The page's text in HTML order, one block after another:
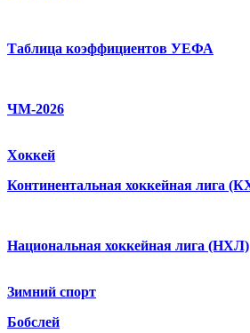
Таблица коэффициентов УЕФА
ЧМ-2026
Хоккей
Континентальная хоккейная лига
Национальная хоккейная лига (НХЛ)
Зимний спорт
Бобслей